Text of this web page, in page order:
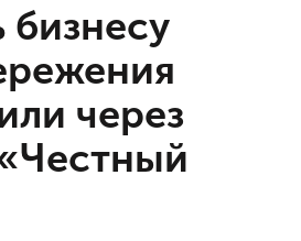
бизнесу
через